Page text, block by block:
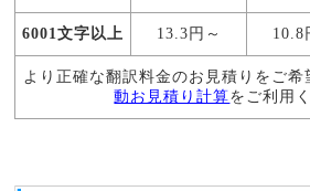
訳
の
エ
キ
パ
6001文字以上 13.3円～ 10.8
より正確な翻訳料金のお見積りをご希
動お見積り計算をご利用